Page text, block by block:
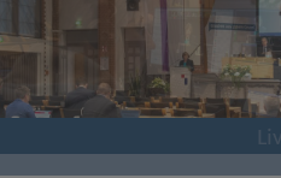
Ergebnisse